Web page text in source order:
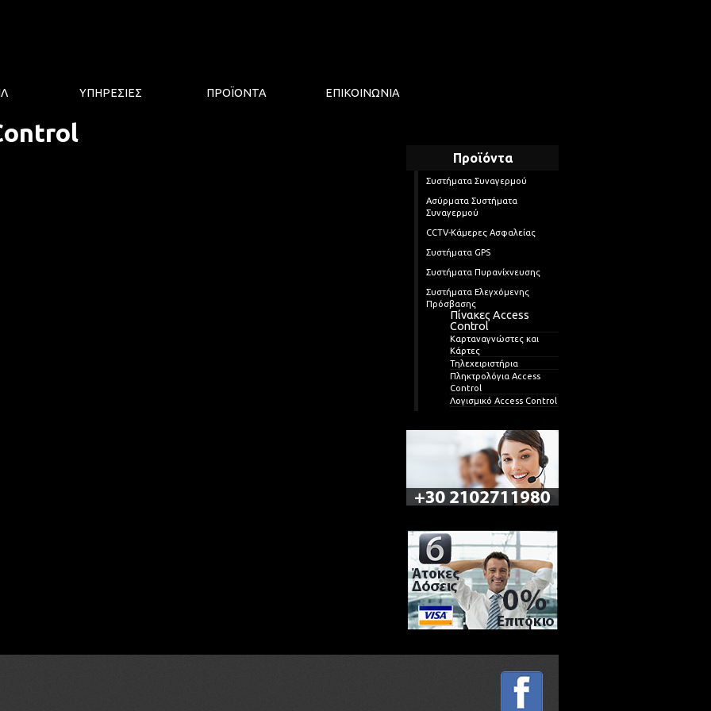
ΥΠΗΡΕΣΙΕΣ ΠΡΟΪΟΝΤΑ ΕΠΙΚΟΙΝΩΝΙΑ
Προϊόντα
Συστήματα Συναγερμού
Ασύρματα Συστήματα
Συναγερμού
CCTV-Kάμερες Ασφαλείας
Συστήματα GPS
Συστήματα Πυρανίχνευσης
Συστήματα Ελεγχόμενης
Πρόσβασης
Πίνακες Access
Control
Καρταναγνώστες και
Κάρτες
Τηλεχειριστήρια
Πληκτρολόγια Access
Control
Λογισμικό Access Control